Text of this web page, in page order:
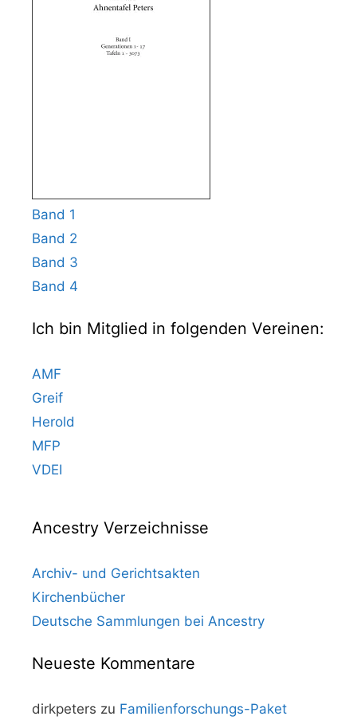
Band 1
Band 2
Band 3
Band 4
Ich bin Mitglied in folgenden Vereinen:
AMF
Greif
Herold
MFP
VDEI
Ancestry Verzeichnisse
Archiv- und Gerichtsakten
Kirchenbücher
Deutsche Sammlungen bei Ancestry
Neueste Kommentare
dirkpeters zu Familienforschungs-Paket